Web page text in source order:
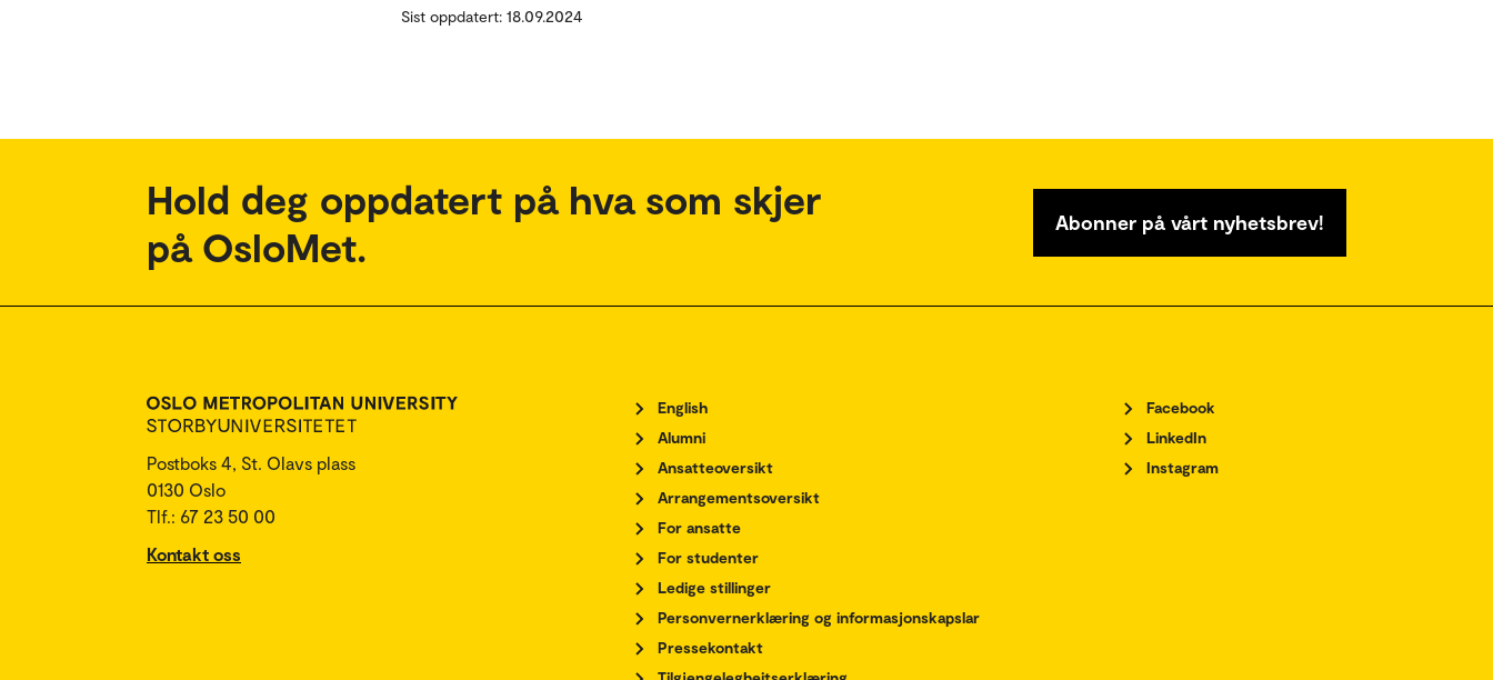
Sist oppdatert: 18.09.2024
Hold deg oppdatert på hva som skjer
på OsloMet.
Abonner på vårt nyhetsbrev!
Postboks 4, St. Olavs plass
0130 Oslo
Tlf.: 67 23 50 00
Kontakt oss
English
Alumni
Ansatteoversikt
Arrangementsoversikt
For ansatte
For studenter
Ledige stillinger
Personvernerklæring og informasjonskapslar
Pressekontakt
Facebook
LinkedIn
Instagram